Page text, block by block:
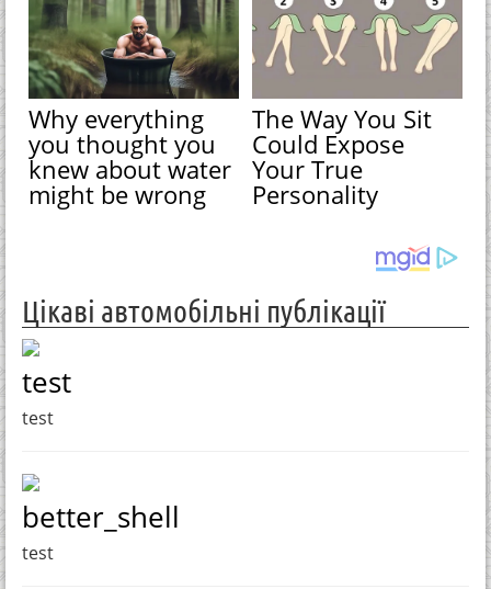
Why everything
you thought you
knew about water
might be wrong
The Way You Sit
Could Expose
Your True
Personality
Цікаві автомобільні публікації
test
test
better_shell
test